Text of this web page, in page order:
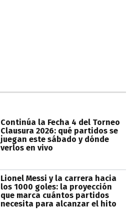
Continúa la Fecha 4 del Torneo
Clausura 2026: qué partidos se
juegan este sábado y dónde
verlos en vivo
Lionel Messi y la carrera hacia
los 1000 goles: la proyección
que marca cuántos partidos
necesita para alcanzar el hito